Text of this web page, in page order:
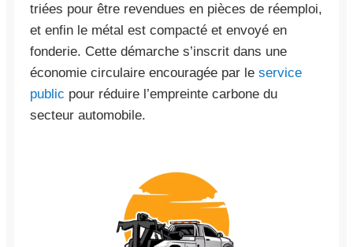
triées pour être revendues en pièces de réemploi,
et enfin le métal est compacté et envoyé en
fonderie. Cette démarche s’inscrit dans une
économie circulaire encouragée par le service
public pour réduire l’empreinte carbone du
secteur automobile.